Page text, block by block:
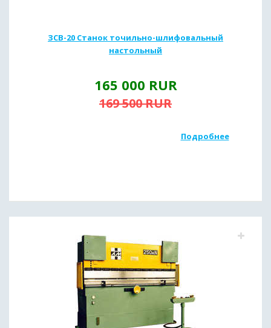
ЗСВ-20 Станок точильно-шлифовальный
настольный
165 000 RUR
169 500RUR
Подробнее